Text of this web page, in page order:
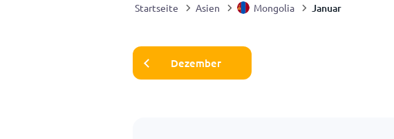
Startseite Asien Mongolia Januar
Dezember